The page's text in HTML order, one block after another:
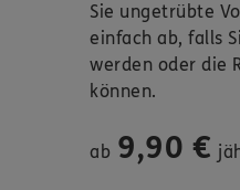
Sie ungetrübte
einfach ab, falls
werden oder die
können.
ab 9,90 €